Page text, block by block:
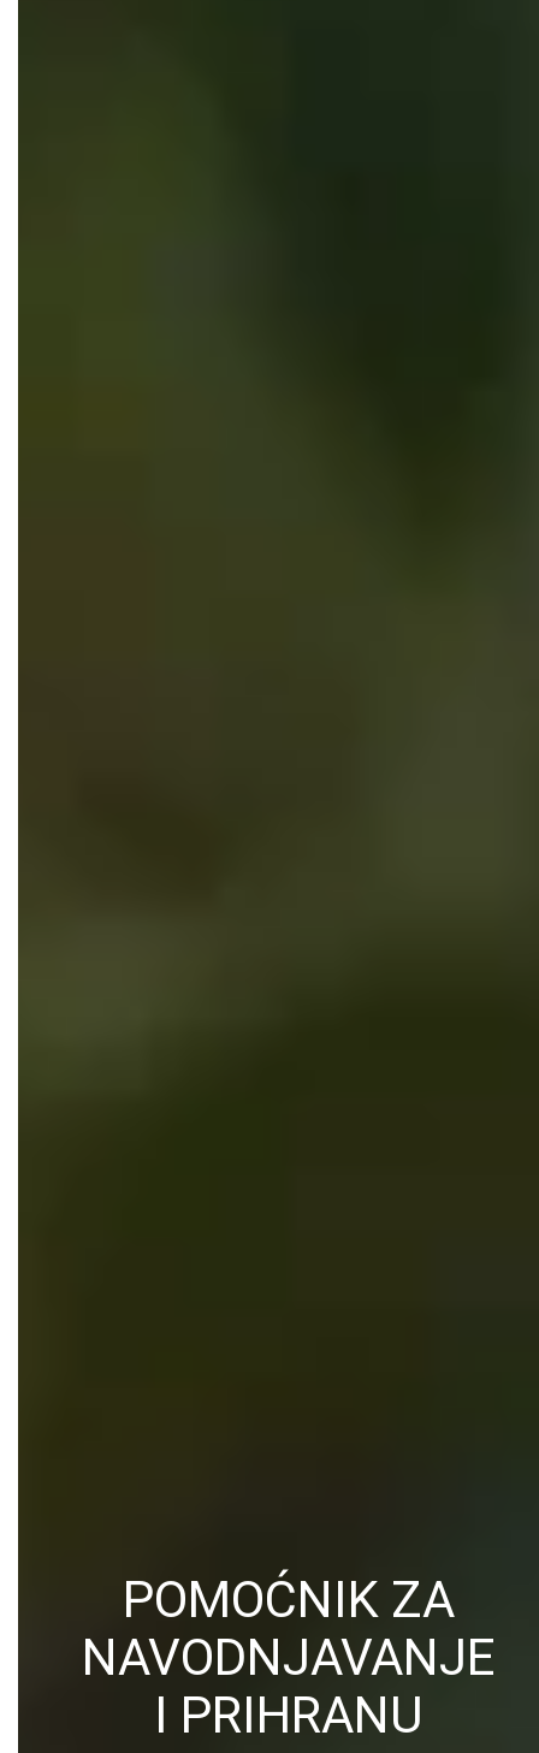
POMOĆNIK ZA
NAVODNJAVANJE
I PRIHRANU